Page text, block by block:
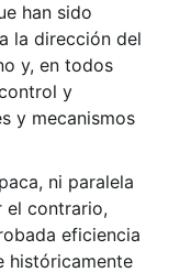
han sido
la dirección del
y, en todos
y
y mecanismos
ni paralela
el contrario,
eficiencia
históricamente